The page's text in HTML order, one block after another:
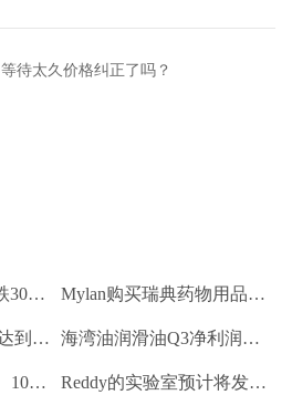
等待太久价格纠正了吗？
卢比在67.94左右下跌30杆，反对美元 Mylan购买瑞典药物用品Meda
卢比以67.85 / $最终达到5杆 海湾油润滑油Q3净利润卢比。26.2亿卢比
SRF Q3载有净利润。100.6亿卢比 Reddy的实验室预计将发布令人印象深刻的Q3号码